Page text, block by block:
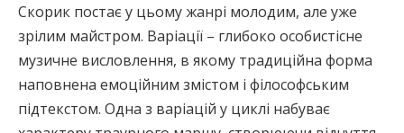
Скорик постає у цьому жанрі молодим, але уже
зрілим майстром. Варіації – глибоко особистісне
музичне висловлення, в якому традиційна форма
наповнена емоційним змістом і філософським
підтекстом. Одна з варіацій у циклі набуває